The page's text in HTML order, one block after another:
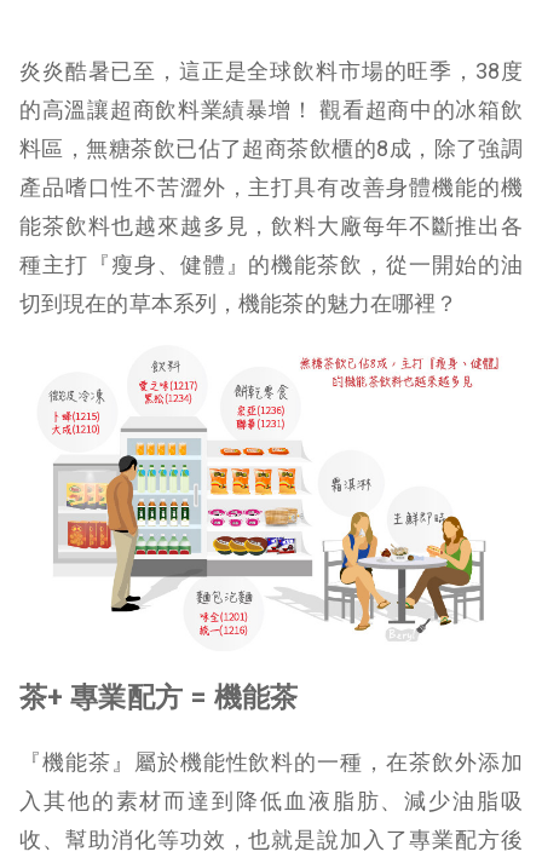
炎炎酷暑已至，這正是全球飲料市場的旺季，38度
的高溫讓超商飲料業績暴增！ 觀看超商中的冰箱飲
料區，無糖茶飲已佔了超商茶飲櫃的8成，除了強調
產品嗜口性不苦澀外，主打具有改善身體機能的機
能茶飲料也越來越多見，飲料大廠每年不斷推出各
種主打『瘦身、健體』的機能茶飲，從一開始的油
切到現在的草本系列，機能茶的魅力在哪裡？
茶+專業配方 =機能茶
『機能茶』屬於機能性飲料的一種，在茶飲外添加
入其他的素材而達到降低血液脂肪、減少油脂吸
收、幫助消化等功效，也就是說加入了專業配方後